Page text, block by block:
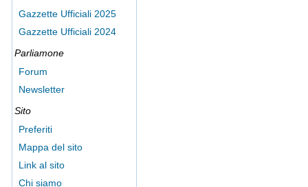
Gazzette Ufficiali 2025
Gazzette Ufficiali 2024
Parliamone
Forum
Newsletter
Sito
Preferiti
Mappa del sito
Link al sito
Chi siamo